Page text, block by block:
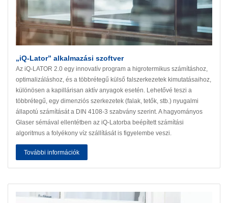
„iQ-Lator” alkalmazási szoftver
Az iQ-LATOR 2.0 egy innovatív program a higrotermikus számításhoz,
optimalizáláshoz, és a többrétegű külső falszerkezetek kimutatásaihoz,
különösen a kapillárisan aktív anyagok esetén. Lehetővé teszi a
többrétegű, egy dimenziós szerkezetek (falak, tetők, stb.) nyugalmi
állapotú számítását a DIN 4108-3 szabvány szerint. A hagyományos
Glaser sémával ellentétben az iQ-Latorba beépített számítási
algoritmus a folyékony víz szállítását is figyelembe veszi.
További információk